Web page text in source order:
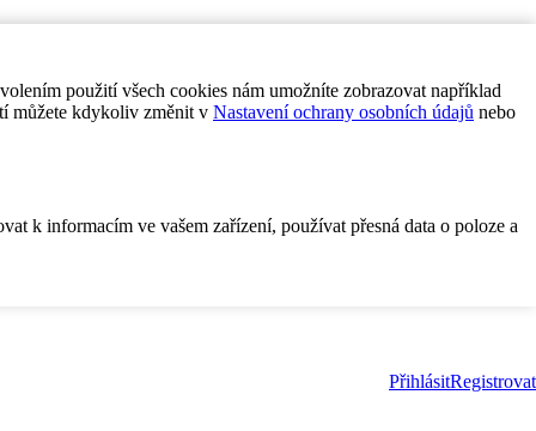
použití všech cookies nám umožníte zobrazovat například
můžete kdykoliv změnit v Nastavení ochrany osobních údajů nebo
k informacím ve vašem zařízení, používat přesná data o poloze a
PřihlásitRegistrovat